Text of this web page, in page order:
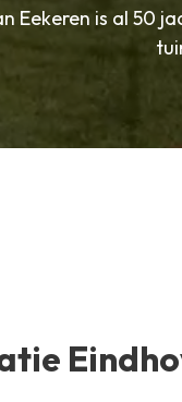
Eekeren is al 50